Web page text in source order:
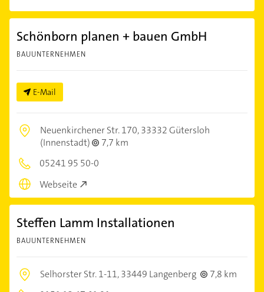
Schönborn planen + bauen GmbH
BAUUNTERNEHMEN
E-Mail
Neuenkirchener Str. 170,33332 Gütersloh
(Innenstadt)
7,7 km
05241 95 50-0
Webseite
Steffen Lamm Installationen
BAUUNTERNEHMEN
Selhorster Str. 1-11,33449 Langenberg
7,8 km